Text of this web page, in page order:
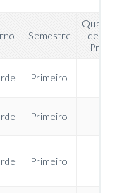
Semestre
de Vagas
Prevista
Primeiro
Primeiro
Primeiro